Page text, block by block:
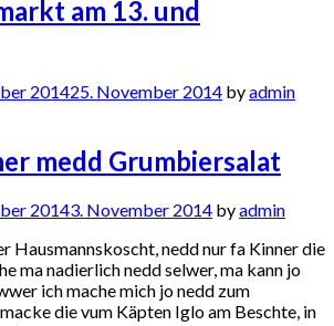
am 13. und
201425. November 2014 byadmin
medd Grumbiersalat
20143. November 2014 byadmin
Hausmannskoscht, nedd nur fa Kinner die
ma nadierlich nedd selwer, ma kann jo
ich mache mich jo nedd zum
die vum Käpten Iglo am Beschte, in